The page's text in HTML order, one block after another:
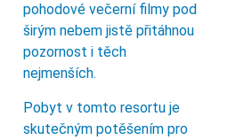
pohodové večerní filmy pod
širým nebem jistě přitáhnou
pozornost i těch
nejmenších.
Pobyt v tomto resortu je
skutečným potěšením pro